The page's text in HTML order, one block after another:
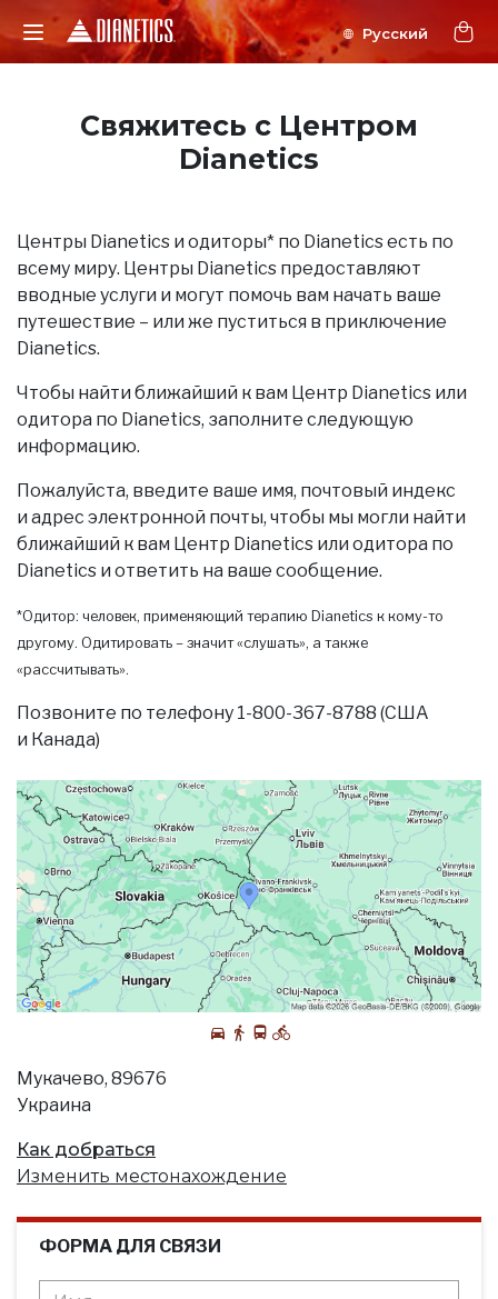
Свяжитесь с Центром
Dianetics
Центры Dianetics и одиторы* по Dianetics есть по
всему миру. Центры Dianetics предоставляют
вводные услуги и могут помочь вам начать ваше
путешествие – или же пуститься в приключение
Dianetics.
Чтобы найти ближайший к вам Центр Dianetics или
одитора по Dianetics, заполните следующую
информацию.
Пожалуйста, введите ваше имя, почтовый индекс
и адрес электронной почты, чтобы мы могли найти
ближайший к вам Центр Dianetics или одитора по
Dianetics и ответить на ваше сообщение.
*Одитор: человек, применяющий терапию Dianetics к кому-то
другому. Одитировать – значит «слушать», а также
«рассчитывать».
Позвоните по телефону 1-800-367-8788 (США
и Канада)
Мукачево, 89676
Украина
Как добраться
Изменить местонахождение
ФОРМА ДЛЯ СВЯЗИ